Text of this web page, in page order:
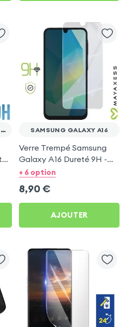
SAMSUNG GALAXY A36 / A56 SAMSUNG GALAXY A16
Verre Trempé Samsung
Galaxy A16 Dureté 9H -
Mayaxess Transparent
+ 6 option
8,90 €
AJOUTER